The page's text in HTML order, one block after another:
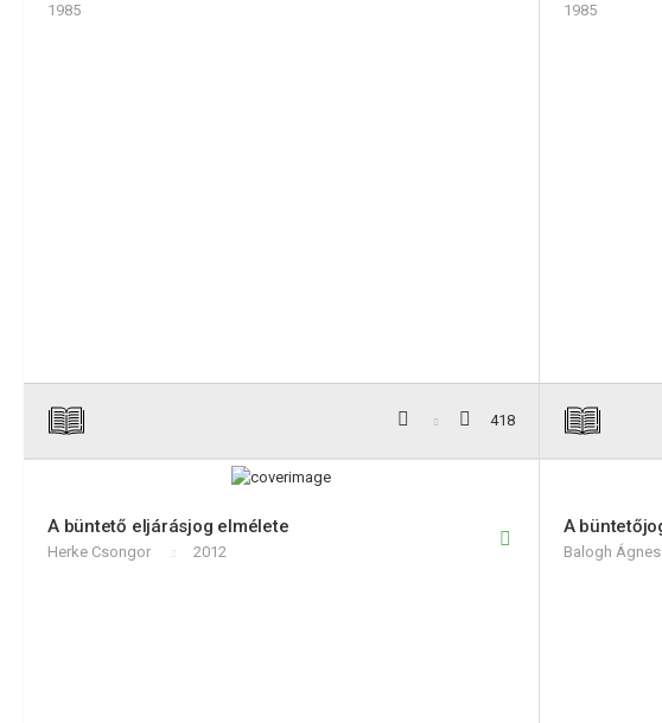
1985
418
1985
A büntető eljárásjog elmélete
Herke Csongor 2012
A
Balogh Ágnes